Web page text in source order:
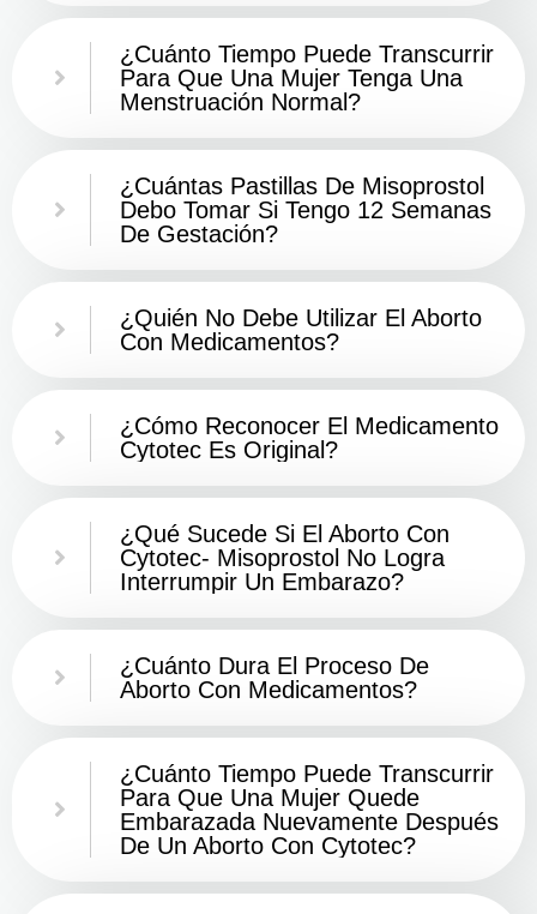
¿Cuánto Tiempo Puede Transcurrir
Para Que Una Mujer Tenga Una
Menstruación Normal?
¿Cuántas Pastillas De Misoprostol
Debo Tomar Si Tengo 12 Semanas
De Gestación?
¿Quién No Debe Utilizar El Aborto
Con Medicamentos?
¿Cómo Reconocer El Medicamento
Cytotec Es Original?
¿Qué Sucede Si El Aborto Con
Cytotec- Misoprostol No Logra
Interrumpir Un Embarazo?
¿Cuánto Dura El Proceso De
Aborto Con Medicamentos?
¿Cuánto Tiempo Puede Transcurrir
Para Que Una Mujer Quede
Embarazada Nuevamente Después
De Un Aborto Con Cytotec?